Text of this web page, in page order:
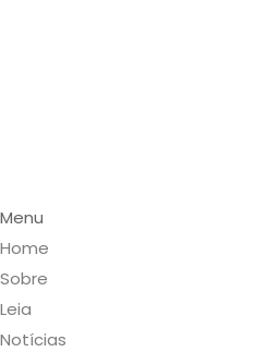
Menu
Home
Sobre
Leia
Notícias